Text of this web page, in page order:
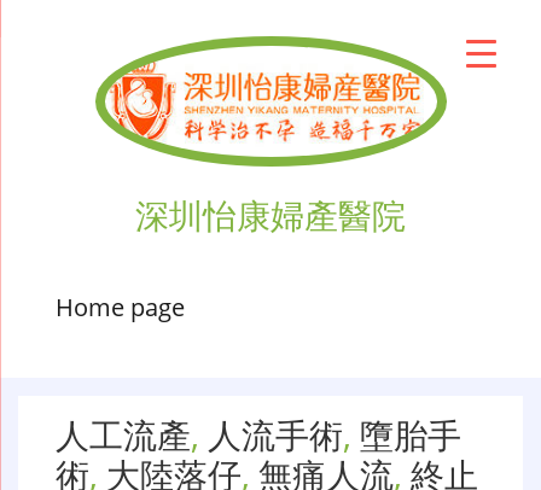
深圳怡康婦產醫院
Home page
人工流產, 人流手術, 墮胎手
術, 大陸落仔, 無痛人流, 終止